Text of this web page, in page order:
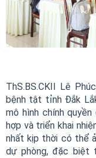
ThS.BS.CKII Lê
bệnh tật tỉnh Đắk
mô hình chính
hợp và triển khai
nhất kịp thời có thể
dự phòng, đặc biệt